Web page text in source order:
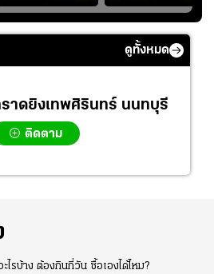
อย่างต่อเนื่อง พร้อม
พยายามลงสนามให้
โชค ทุกที่ทุกเวลา"
ซื้อไปรษณียบัตรกี่ใบ?
นำเงินไปทำอะไร?
ดูทั้งหมด
าดยิงเทพศิรินทร์ นนทบุรี
ติดตาม
ไรบ้าง ต้องกินกี่วัน ซื้อเองได้ไหม?